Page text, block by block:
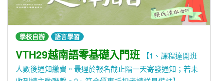
學校自辦 語言學習
VTH29越南語零基礎入門班
【1、課程達開班
人數後通知繳費。最遲於報名截止隔一天寄發通知；若未